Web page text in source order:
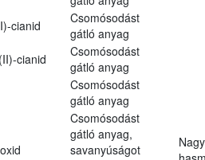
cianid
Csomósodást
gátló anyag
cianid
Csomósodást
gátló anyag
Csomósodást
gátló anyag
Csomósodást
gátló anyag,
savanyúságot